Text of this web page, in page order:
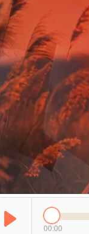
00:00